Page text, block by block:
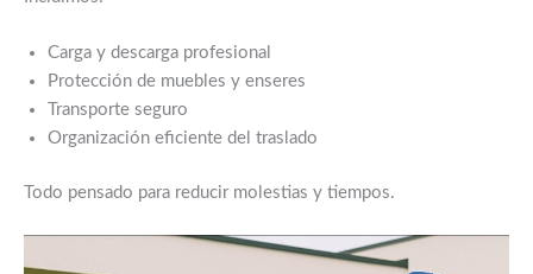
Carga y descarga profesional
Protección de muebles y enseres
Transporte seguro
Organización eficiente del traslado
Todo pensado para reducir molestias y tiempos.